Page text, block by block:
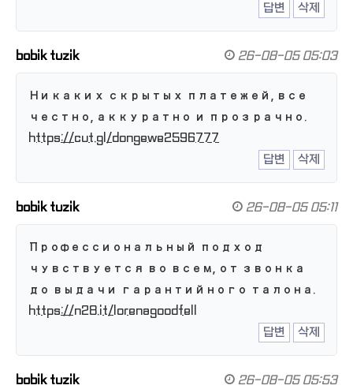
답변
삭제
bobik tuzik 26-08-05 05:03
Никаких скрытых платежей, все
честно, аккуратно и прозрачно.
https://cut.gl/dongewe2596777
답변
삭제
bobik tuzik 26-08-05 05:11
Профессиональный подход
чувствуется во всем, от звонка
до выдачи гарантийного талона.
https://n28.it/lorenagoodfell
답변
삭제
bobik tuzik 26-08-05 05:53